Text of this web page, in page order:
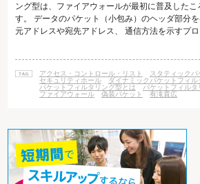
ング型は、ファイアウォールが最初に普及した
す。 データのパケット（小包み）のヘッダ部分
元アドレスや宛先アドレス、 通信方法を示すプ
トラフィック、宛先ポートの情報に基づいて、
をドロップ（暗黙の破棄）するか、または拒否し
パケットを廃棄し、送信元にエラー応答を送信し
リング型の特徴
アクセス・コントロール・リスト
スタティック
セキュリティホール
ダイナミックパケットフィル
パケットフィルタリング型とは
パケットフィルタ
ファイアウォール
偽装パケット 有滝貴広